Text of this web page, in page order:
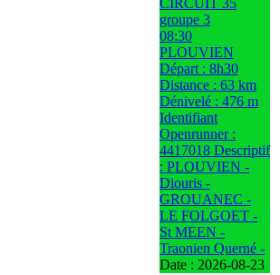
groupe 3
08:30
PLOUVIEN
Départ : 8h30
Distance : 63 km
Dénivelé : 476 m
Identifiant
Openrunner :
4417018 Descriptif
: PLOUVIEN -
Diouris -
GROUANEC -
LE FOLGOET -
St MEEN -
Traonien Querné -
Date : 2026-08-23